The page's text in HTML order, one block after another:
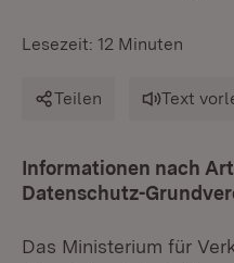
Lesezeit: 12 Minuten
Teilen Text
Informationen nach
Datenschutz-
Das Ministerium für